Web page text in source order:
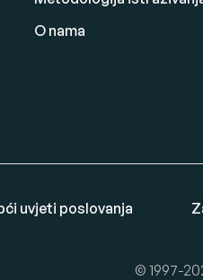
O nama
uvjeti poslovanja
© 1997-